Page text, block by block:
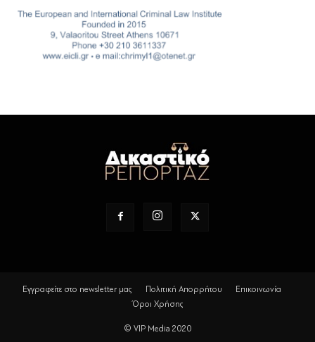
Εγγραφείτε στο newsletter μας Πολιτική Απορρήτου
Επικοινωνία
Όροι Χρήσης
© VIP Media 2020